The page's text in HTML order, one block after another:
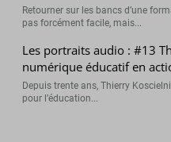
Retourner sur les bancs d’une
pas forcément facile, mais...
Les portraits audio : #13
numérique éducatif en
Depuis trente ans, Thierry
pour l’éducation...